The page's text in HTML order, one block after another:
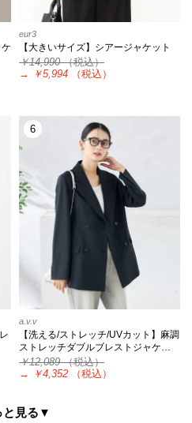
eur3
【大きいサイズ】シアージャケット
￥14,990（税込）
→
￥5,994 （税込）
6
a.v.v
【洗える/ストレッチ/UVカット】麻調
ストレッチダブルブレストジャケ…
￥12,089（税込）
→
￥4,352 （税込）
と見る▼